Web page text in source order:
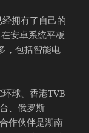
拥有了自己的
安卓系统平板
，包括智能电
球、香港TVB
、俄罗斯
作伙伴是湖南